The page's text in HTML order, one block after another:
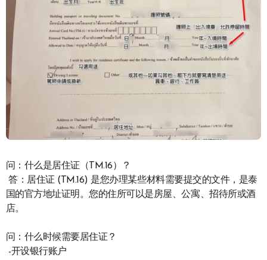
问：什么是居住证（TM.16）？
答：居住证 (TM.16) 是您办理某些材料需要提交的文件，是泰
国的官方地址证明。您的住所可以是房屋、公寓、招待所或酒
店。
问：什么时候需要居住证？
-开设银行账户